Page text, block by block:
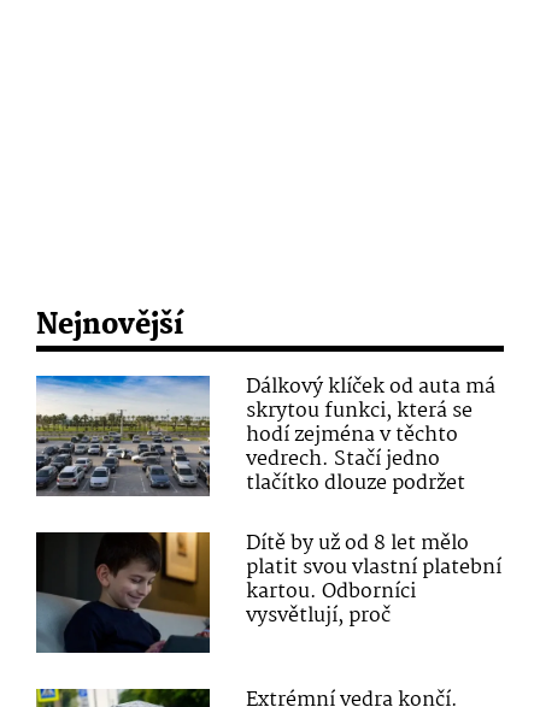
Nejnovější
Dálkový klíček od auta má
skrytou funkci, která se
hodí zejména v těchto
vedrech. Stačí jedno
tlačítko dlouze podržet
Dítě by už od 8 let mělo
platit svou vlastní platební
kartou. Odborníci
vysvětlují, proč